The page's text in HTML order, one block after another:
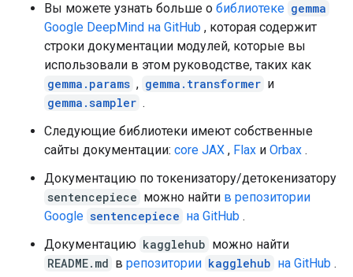
Вы можете узнать больше о библиотеке gemma
Google DeepMind на GitHub , которая содержит
строки документации модулей, которые вы
использовали в этом руководстве, таких как
gemma.params , gemma.transformer и
gemma.sampler .
Следующие библиотеки имеют собственные
сайты документации: core JAX , Flax и Orbax .
Документацию по токенизатору/детокенизатору
sentencepiece можно найти в репозитории
Google sentencepiece на GitHub .
Документацию kagglehub можно найти
README.md в репозитории kagglehub на GitHub .